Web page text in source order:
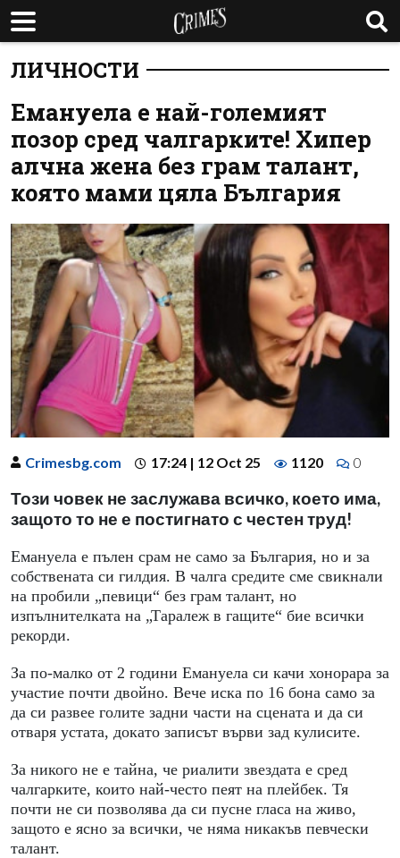
ЛИЧНОСТИ
Емануела е най-големият
позор сред чалгарките! Хипер
алчна жена без грам талант,
която мами цяла България
Crimesbg.com 17:24 | 12 Oct 25 1120 0
Този човек не заслужава всичко, което има,
защото то не е постигнато с честен труд!
Емануела е пълен срам не само за България, но и за
собствената си гилдия. В чалга средите сме свикнали
на пробили „певици“ без грам талант, но
изпълнителката на „Таралеж в гащите“ бие всички
рекорди.
За по-малко от 2 години Емануела си качи хонорара за
участие почти двойно. Вече иска по 16 бона само за
да си развее голите задни части на сцената и да си
отваря устата, докато записът върви зад кулисите.
За никого не е тайна, че риалити звездата е сред
чалгарките, които най-често пеят на плейбек. Тя
почти не си позволява да си пусне гласа на живо,
защото е ясно за всички, че няма никакъв певчески
талант.